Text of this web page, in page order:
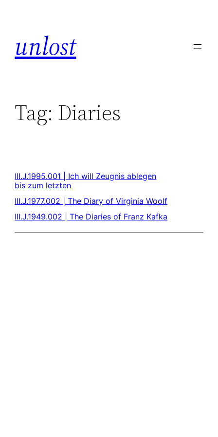
unlost
Tag: Diaries
III.J.1995.001 | Ich will Zeugnis ablegen
bis zum letzten
III.J.1977.002 | The Diary of Virginia Woolf
III.J.1949.002 | The Diaries of Franz Kafka